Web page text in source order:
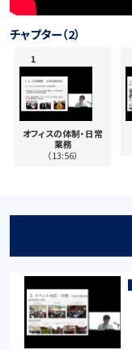
チャプター（2）
オフィスの体制・日常
業務
（13:56）